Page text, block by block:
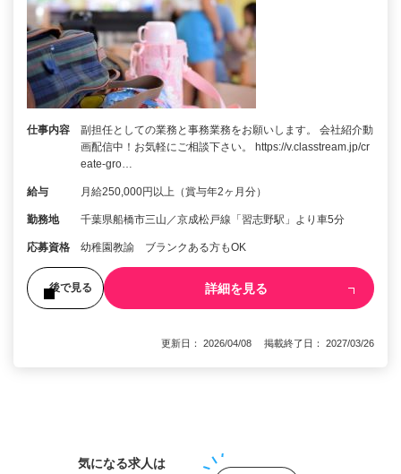
仕事内容
副担任としての業務と事務業務をお願いします。 会社紹介動
画配信中！お気軽にご相談下さい。 https://v.classtream.jp/cr
eate-gro…
給与 月給250,000円以上（賞与年2ヶ月分）
勤務地 千葉県船橋市三山／京成松戸線「習志野駅」より車5分
応募資格 幼稚園教諭 ブランクある方もOK
後で見る 詳細を見る
更新日： 2026/04/08 掲載終了日： 2027/03/26
気になる求人は